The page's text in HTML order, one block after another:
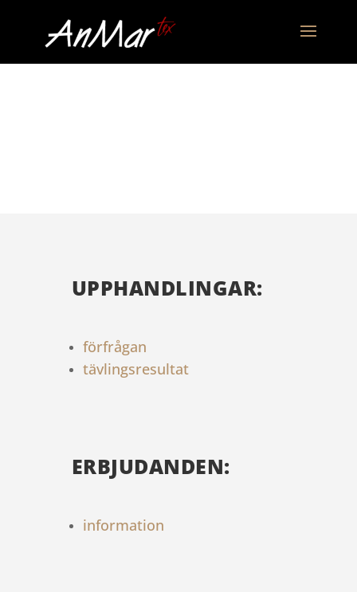
UPPHANDLINGAR:
förfrågan
tävlingsresultat
ERBJUDANDEN:
information